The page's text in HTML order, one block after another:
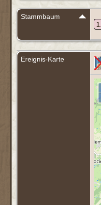
Stammbaum
1
Ereignis-Karte